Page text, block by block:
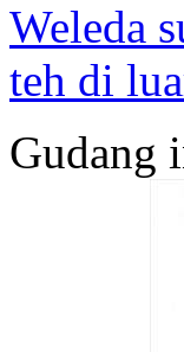
Weleda
teh di
Gudang